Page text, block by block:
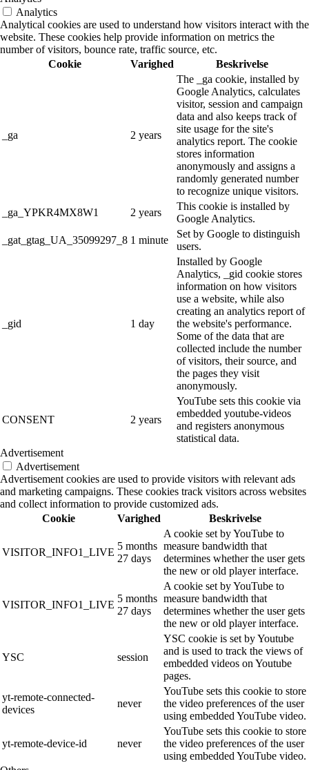
Analytics
Analytical cookies are used to understand how visitors interact with the
website. These cookies help provide information on metrics the
number of visitors, bounce rate, traffic source, etc.
Cookie
Varighed Beskrivelse
_ga 2 years
The _ga cookie, installed by
Google Analytics, calculates
visitor, session and campaign
data and also keeps track of
site usage for the site's
analytics report. The cookie
stores information
anonymously and assigns a
randomly generated number
to recognize unique visitors.
_ga_YPKR4MX8W1
2 years
This cookie is installed by
Google Analytics.
_gat_gtag_UA_35099297_8 1 minute
Set by Google to distinguish
users.
_gid 1 day
Installed by Google
Analytics, _gid cookie stores
information on how visitors
use a website, while also
creating an analytics report of
the website's performance.
Some of the data that are
collected include the number
of visitors, their source, and
the pages they visit
anonymously.
CONSENT 2 years
YouTube sets this cookie via
embedded youtube-videos
and registers anonymous
statistical data.
Advertisement
Advertisement
Advertisement cookies are used to provide visitors with relevant ads
and marketing campaigns. These cookies track visitors across websites
and collect information to provide customized ads.
Cookie
Varighed Beskrivelse
VISITOR_INFO1_LIVE
5 months
27 days
A cookie set by YouTube to
measure bandwidth that
determines whether the user gets
the new or old player interface.
VISITOR_INFO1_LIVE
5 months
27 days
A cookie set by YouTube to
measure bandwidth that
determines whether the user gets
the new or old player interface.
YSC session
YSC cookie is set by Youtube
and is used to track the views of
embedded videos on Youtube
pages.
yt-remote-connected-
devices
never
YouTube sets this cookie to store
the video preferences of the user
using embedded YouTube video.
yt-remote-device-id never
YouTube sets this cookie to store
the video preferences of the user
using embedded YouTube video.